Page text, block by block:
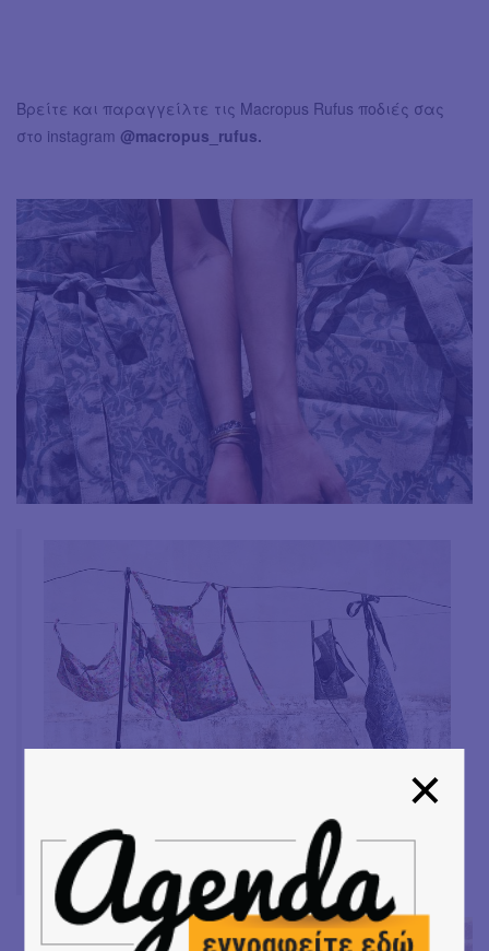
Βρείτε και παραγγείλτε τις Macropus Rufus ποδιές σας
στο instagram @macropus_rufus.